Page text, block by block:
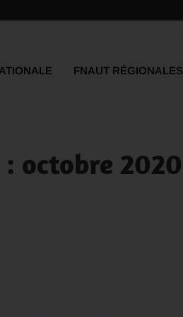
FNAUT RÉGIONALES
octobre 2020